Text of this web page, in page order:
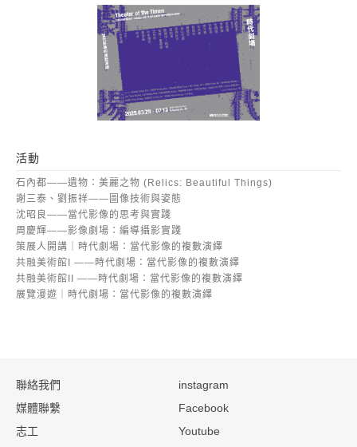
時代劇場：當代影像
活動
石內都——遺物：美麗之物 (Relics: Beautiful Things)
謝三泰、劉振祥——圖像技術與姿態
沈昭良——當代影像的思考與實踐
周慶輝——影像劇場：編導攝影實踐
策展人開講｜時代劇場：當代影像的複數演繹
共融美術館I ——時代劇場：當代影像的複數演繹
共融美術館II ——時代劇場：當代影像的複數演繹
展覽漫遊｜時代劇場：當代影像的複數演繹
聯絡我們
媒體聯繫
志工
instagram
Facebook
Youtube